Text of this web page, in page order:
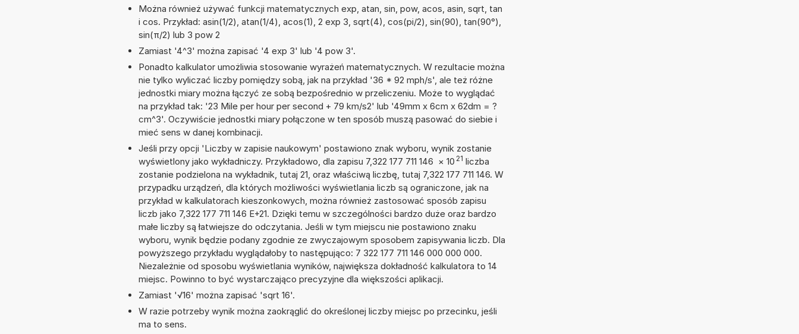
Można również używać funkcji matematycznych exp, atan, sin, pow, acos, asin, sqrt, tan
i cos. Przykład: asin(1/2), atan(1/4), acos(1), 2 exp 3, sqrt(4), cos(pi/2), sin(90), tan(90°),
sin(π/2) lub 3 pow 2
Zamiast '4^3' można zapisać '4 exp 3' lub '4 pow 3'.
Ponadto kalkulator umożliwia stosowanie wyrażeń matematycznych. W rezultacie można
nie tylko wyliczać liczby pomiędzy sobą, jak na przykład '36 * 92 mph/s', ale też różne
jednostki miary można łączyć ze sobą bezpośrednio w przeliczeniu. Może to wyglądać
na przykład tak: '23 Mile per hour per second + 79 km/s2' lub '49mm x 6cm x 62dm = ?
cm^3'. Oczywiście jednostki miary połączone w ten sposób muszą pasować do siebie i
mieć sens w danej kombinacji.
Jeśli przy opcji 'Liczby w zapisie naukowym' postawiono znak wyboru, wynik zostanie
wyświetlony jako wykładniczy. Przykładowo, dla zapisu 7,322 177 711 146 × 10 21 liczba
zostanie podzielona na wykładnik, tutaj 21, oraz właściwą liczbę, tutaj 7,322 177 711 146. W
przypadku urządzeń, dla których możliwości wyświetlania liczb są ograniczone, jak na
przykład w kalkulatorach kieszonkowych, można również zastosować sposób zapisu
liczb jako 7,322 177 711 146 E+21. Dzięki temu w szczególności bardzo duże oraz bardzo
małe liczby są łatwiejsze do odczytania. Jeśli w tym miejscu nie postawiono znaku
wyboru, wynik będzie podany zgodnie ze zwyczajowym sposobem zapisywania liczb. Dla
powyższego przykładu wyglądałoby to następująco: 7 322 177 711 146 000 000 000.
Niezależnie od sposobu wyświetlania wyników, największa dokładność kalkulatora to 14
miejsc. Powinno to być wystarczająco precyzyjne dla większości aplikacji.
Zamiast '√16' można zapisać 'sqrt 16'.
W razie potrzeby wynik można zaokrąglić do określonej liczby miejsc po przecinku, jeśli
ma to sens.